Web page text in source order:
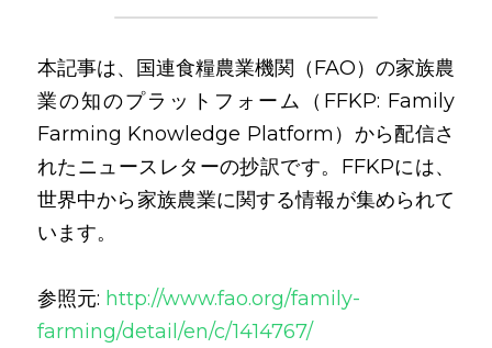
本記事は、国連食糧農業機関（FAO）の家族農
業の知のプラットフォーム（FFKP: Family
Farming Knowledge Platform）から配信さ
れたニュースレターの抄訳です。FFKPには、
世界中から家族農業に関する情報が集められて
います。
参照元: http://www.fao.org/family-
farming/detail/en/c/1414767/